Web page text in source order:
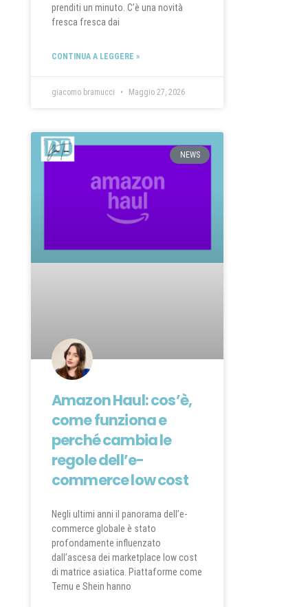
prenditi un minuto. C’è una novità
fresca fresca dai
CONTINUA A LEGGERE »
giacomo bramucci Maggio 27, 2026
NEWS
Amazon Haul: cos’è,
come funziona e
perché cambia le
regole dell’e-
commerce low cost
Negli ultimi anni il panorama dell’e-
commerce globale è stato
profondamente influenzato
dall’ascesa dei marketplace low cost
di matrice asiatica. Piattaforme come
Temu e Shein hanno